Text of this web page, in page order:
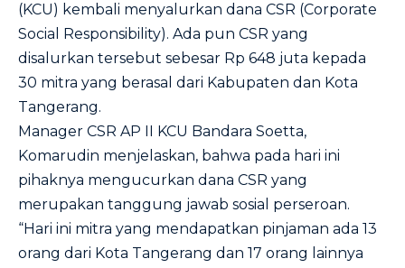
(KCU) kembali menyalurkan dana CSR (Corporate
Social Responsibility). Ada pun CSR yang
disalurkan tersebut sebesar Rp 648 juta kepada
30 mitra yang berasal dari Kabupaten dan Kota
Tangerang.
Manager CSR AP II KCU Bandara Soetta,
Komarudin menjelaskan, bahwa pada hari ini
pihaknya mengucurkan dana CSR yang
merupakan tanggung jawab sosial perseroan.
“Hari ini mitra yang mendapatkan pinjaman ada 13
orang dari Kota Tangerang dan 17 orang lainnya